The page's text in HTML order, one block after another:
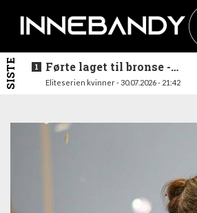
SISTE
Førte laget til bronse -
trenerduoen ferdige i
Eliteserien kvinner - 30.07.2026 - 21:42